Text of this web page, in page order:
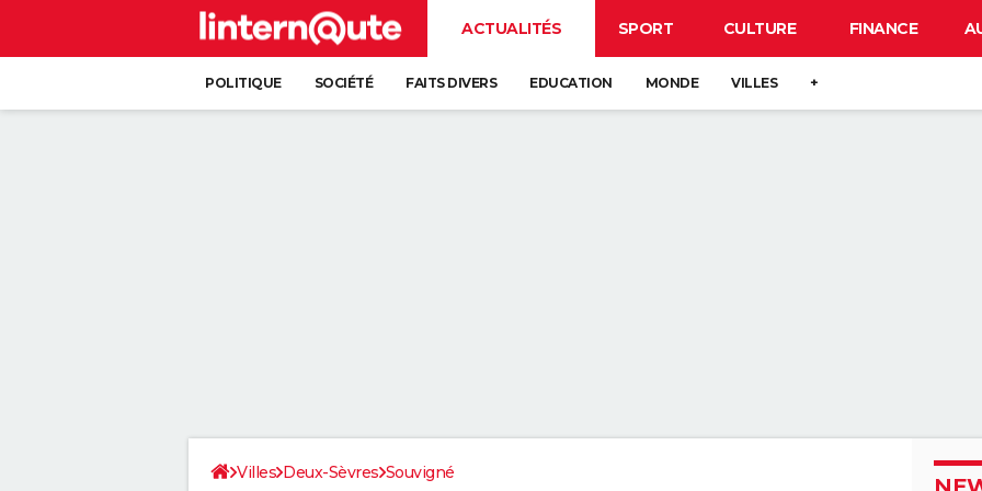
ACTUALITÉS SPORT CULTURE FINANCE
POLITIQUE SOCIÉTÉ FAITS DIVERS EDUCATION MONDE VILLES +
Villes Deux-Sèvres Souvigné